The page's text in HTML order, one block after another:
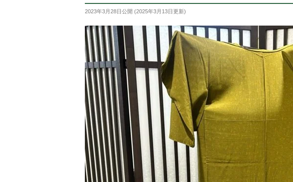
2023年3月28日公開 (2025年3月13日更新)